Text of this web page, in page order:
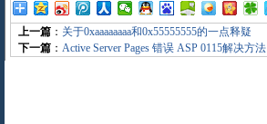
上一篇 ： 关于0xaaaaaaaa和0x55555555的一点释疑
下一篇 ： Active Server Pages 错误 ASP 0115解决方法